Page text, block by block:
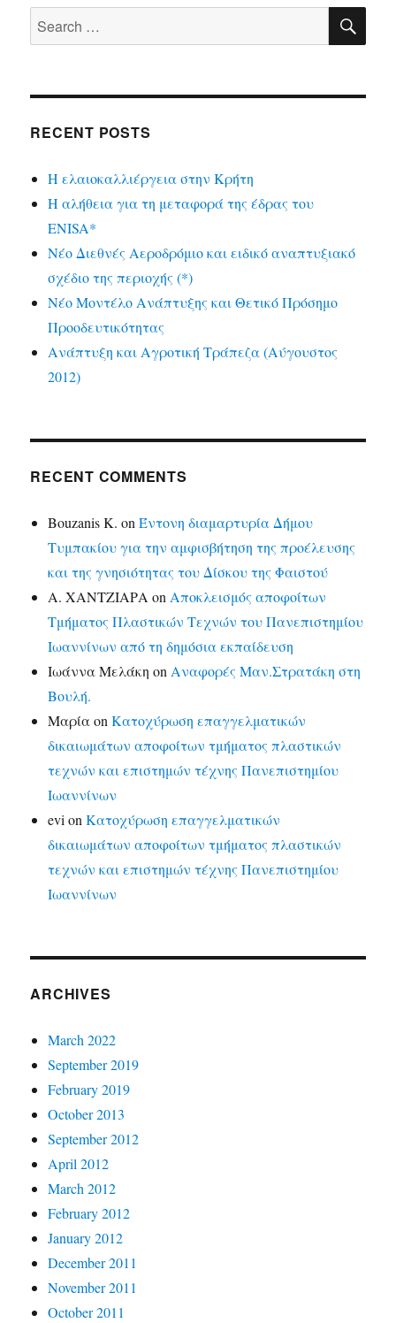
Search
for:
RECENT POSTS
Η ελαιοκαλλιέργεια στην Κρήτη
Η αλήθεια για τη μεταφορά της έδρας του
ENISA*
Νέο Διεθνές Αεροδρόμιο και ειδικό αναπτυξιακό
σχέδιο της περιοχής (*)
Νέο Μοντέλο Ανάπτυξης και Θετικό Πρόσημο
Προοδευτικότητας
Ανάπτυξη και Αγροτική Τράπεζα (Αύγουστος
2012)
RECENT COMMENTS
Bouzanis K. onΈντονη διαμαρτυρία Δήμου
Τυμπακίου για την αμφισβήτηση της προέλευσης
και της γνησιότητας του Δίσκου της Φαιστού
Α. ΧΑΝΤΖΙΑΡΑ on Αποκλεισμός αποφοίτων
Τμήματος Πλαστικών Τεχνών του Πανεπιστημίου
Ιωαννίνων από τη δημόσια εκπαίδευση
Ιωάννα Μελάκη on Αναφορές Μαν.Στρατάκη στη
Βουλή.
ΜαρίαonΚατοχύρωση επαγγελματικών
δικαιωμάτων αποφοίτων τμήματος πλαστικών
τεχνών και επιστημών τέχνης Πανεπιστημίου
Ιωαννίνων
evi onΚατοχύρωση επαγγελματικών
δικαιωμάτων αποφοίτων τμήματος πλαστικών
τεχνών και επιστημών τέχνης Πανεπιστημίου
Ιωαννίνων
ARCHIVES
March 2022
September 2019
February 2019
October 2013
September 2012
April 2012
March 2012
February 2012
January 2012
December 2011
November 2011
October 2011